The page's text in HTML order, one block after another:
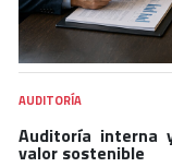
AUDITORÍA
Auditoría interna
valor sostenible